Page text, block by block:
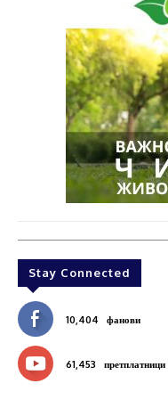
Stay Connected
10,404 фанови
61,453 претплатници